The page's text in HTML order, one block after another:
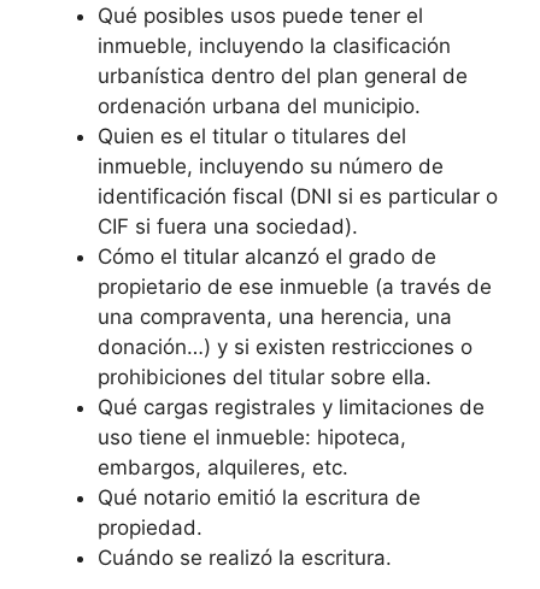
Qué posibles usos puede tener el
inmueble, incluyendo la clasificación
urbanística dentro del plan general de
ordenación urbana del municipio.
Quien es el titular o titulares del
inmueble, incluyendo su número de
identificación fiscal (DNI si es particular o
CIF si fuera una sociedad).
Cómo el titular alcanzó el grado de
propietario de ese inmueble (a través de
una compraventa, una herencia, una
donación…) y si existen restricciones o
prohibiciones del titular sobre ella.
Qué cargas registrales y limitaciones de
uso tiene el inmueble: hipoteca,
embargos, alquileres, etc.
Qué notario emitió la escritura de
propiedad.
Cuándo se realizó la escritura.